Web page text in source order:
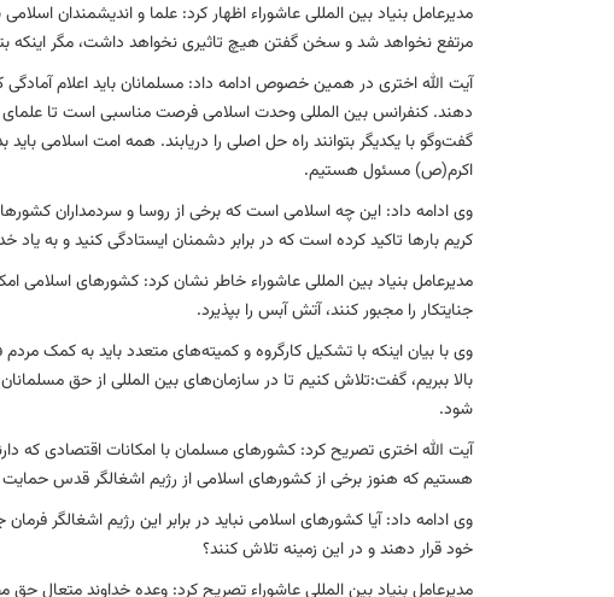
مدیرعامل بنیاد بین المللی عاشوراء اظهار کرد: علما و اندیشمندان
مرتفع نخواهد شد و سخن گفتن هیچ تاثیری نخواهد داشت، مگر اینکه
آیت الله اختری در همین خصوص ادامه داد: مسلمانان باید اعلام آمادگی
دهند. کنفرانس بین المللی وحدت اسلامی فرصت مناسبی است تا علمای
گفت‌وگو با یکدیگر بتوانند راه حل اصلی را دریابند. همه امت اسلامی
اکرم(ص) مسئول هستیم.
وی ادامه داد: این چه اسلامی است که برخی از روسا و سردمداران
کریم بارها تاکید کرده است که در برابر دشمنان ایستادگی کنید و به
مدیرعامل بنیاد بین المللی عاشوراء خاطر نشان کرد: کشورهای اسلامی
جنایتکار را مجبور کنند، آتش آبس را بپذیرد.
وی با بیان اینکه با تشکیل کارگروه و کمیته‌های متعدد باید به کمک
شود.
آیت الله اختری تصریح کرد: کشورهای مسلمان با امکانات اقتصادی که
هستیم که هنوز برخی از کشورهای اسلامی از رژیم اشغالگر قدس
وی ادامه داد: آیا کشورهای اسلامی نباید در برابر این رژیم اشغالگر
خود قرار دهند و در این زمینه تلاش کنند؟
مدیرعامل بنیاد بین المللی عاشوراء تصریح کرد: وعده خداوند متعال